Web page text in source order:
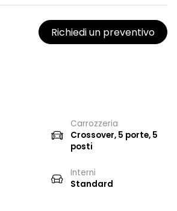
Richiedi un preventivo
Carrozzeria
Crossover, 5 porte, 5
posti
Interni
Standard